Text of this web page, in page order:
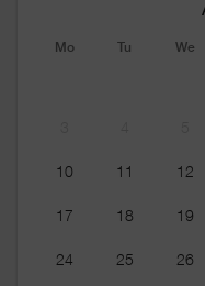
Mo Tu We
10 11 12
17 18 19
24 25 26